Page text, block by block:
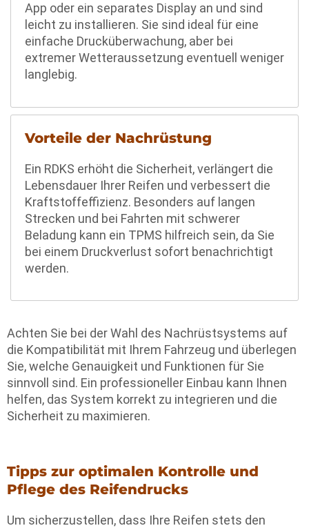
App oder ein separates Display an und sind
leicht zu installieren. Sie sind ideal für eine
einfache Drucküberwachung, aber bei
extremer Wetteraussetzung eventuell weniger
langlebig.
Vorteile der Nachrüstung
Ein RDKS erhöht die Sicherheit, verlängert die
Lebensdauer Ihrer Reifen und verbessert die
Kraftstoffeffizienz. Besonders auf langen
Strecken und bei Fahrten mit schwerer
Beladung kann ein TPMS hilfreich sein, da Sie
bei einem Druckverlust sofort benachrichtigt
werden.
Achten Sie bei der Wahl des Nachrüstsystems auf
die Kompatibilität mit Ihrem Fahrzeug und überlegen
Sie, welche Genauigkeit und Funktionen für Sie
sinnvoll sind. Ein professioneller Einbau kann Ihnen
helfen, das System korrekt zu integrieren und die
Sicherheit zu maximieren.
Tipps zur optimalen Kontrolle und
Pflege des Reifendrucks
Um sicherzustellen, dass Ihre Reifen stets den